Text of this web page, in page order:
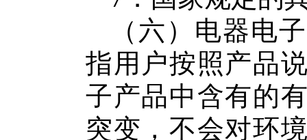
（ 六 ） 电器电
指用户按照产品
子产品中含有的
突变，不会对环